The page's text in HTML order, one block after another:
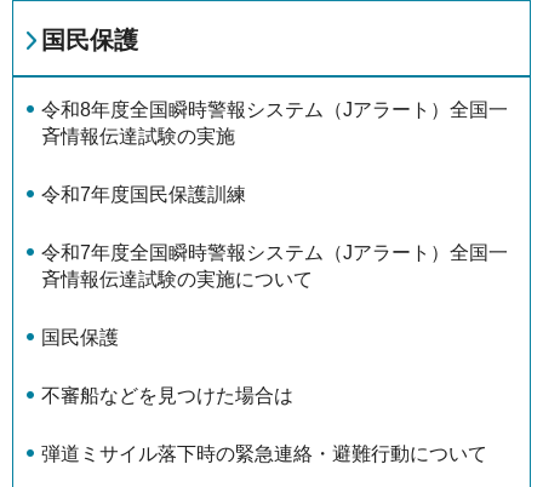
国民保護
令和8年度全国瞬時警報システム（Jアラート）全国一
斉情報伝達試験の実施
令和7年度国民保護訓練
令和7年度全国瞬時警報システム（Jアラート）全国一
斉情報伝達試験の実施について
国民保護
不審船などを見つけた場合は
弾道ミサイル落下時の緊急連絡・避難行動について